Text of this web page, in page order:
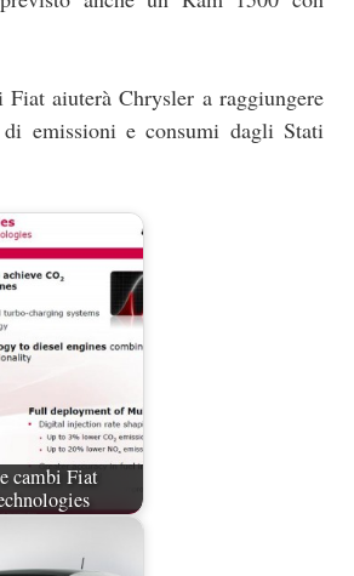
aiuterà Chrysler a raggiungere
emissioni e consumi dagli Stati
cambi Fiat